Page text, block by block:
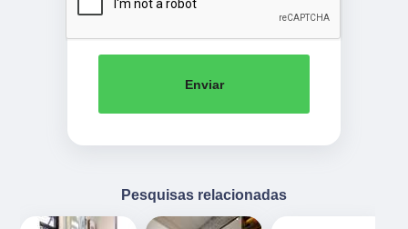
Enviar
Pesquisas relacionadas